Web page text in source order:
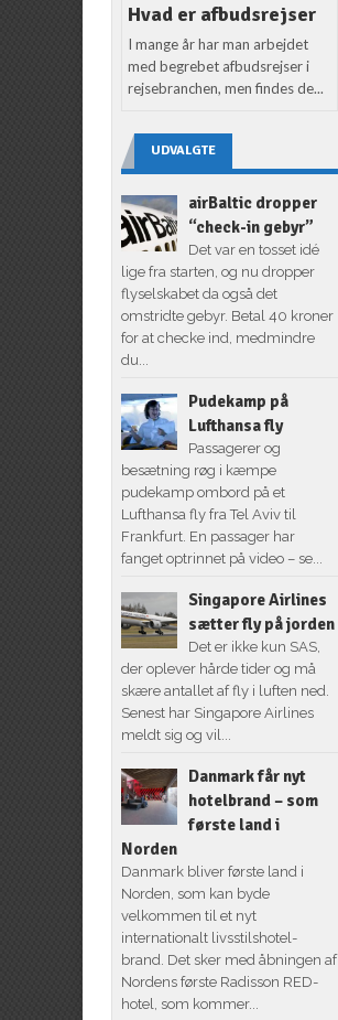
Hvad er afbudsrejser
I mange år har man arbejdet
med begrebet afbudsrejser i
rejsebranchen, men findes de...
UDVALGTE
airBaltic dropper
“check-in gebyr”
Det var en tosset idé
lige fra starten, og nu dropper
flyselskabet da også det
omstridte gebyr. Betal 40 kroner
for at checke ind, medmindre
du...
Pudekamp på
Lufthansa fly
Passagerer og
besætning røg i kæmpe
pudekamp ombord på et
Lufthansa fly fra Tel Aviv til
Frankfurt. En passager har
fanget optrinnet på video – se...
Singapore Airlines
sætter fly på jorden
Det er ikke kun SAS,
der oplever hårde tider og må
skære antallet af fly i luften ned.
Senest har Singapore Airlines
meldt sig og vil...
Danmark får nyt
hotelbrand – som
første land i
Norden
Danmark bliver første land i
Norden, som kan byde
velkommen til et nyt
internationalt livsstilshotel-
brand. Det sker med åbningen af
Nordens første Radisson RED-
hotel, som kommer...